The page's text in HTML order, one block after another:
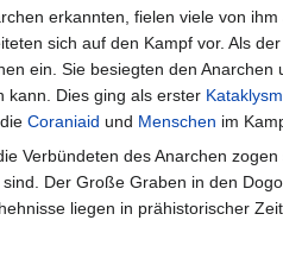
erkannten, fielen viele von
sich auf den Kampf vor. Als
ein. Sie besiegten den
kann. Dies ging als erster
Coraniaid und Menschen im
Verbündeten des Anarchen
sind. Der Große Graben in den
liegen in prähistorischer